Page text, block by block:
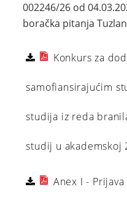
002246/26 od
boračka pitanja
Konkurs za
samofiansirajućim
studija iz reda
studij u
Anex I -